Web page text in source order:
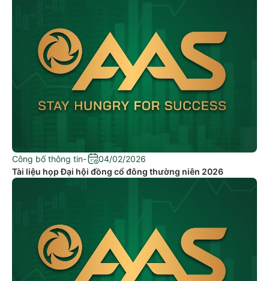
Công bố thông tin-
04/02/2026
Tài liệu họp Đại hội đồng cổ đông thường niên 2026